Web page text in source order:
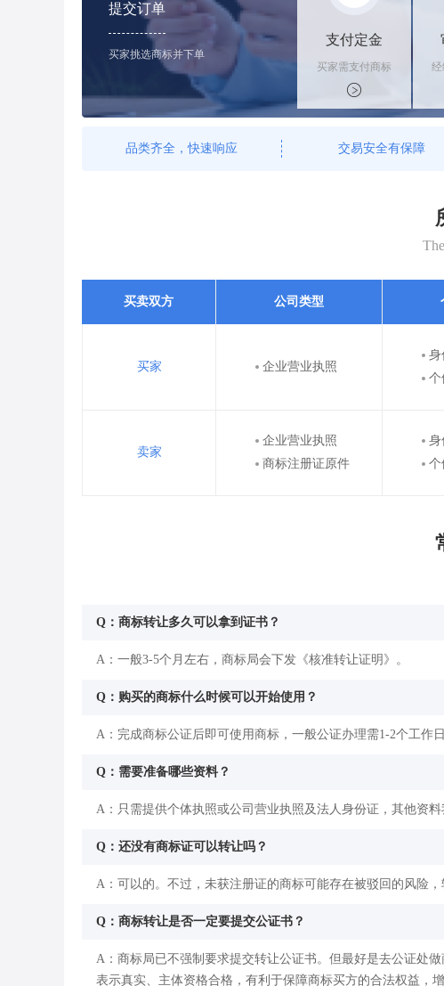
提交订单
买家挑选商标并下单
支付定金
买家需支付商标
标价的100%的
购买订金
品类齐全，快速响应 交易安全有保障
买卖双方 公司类型
买家 企业营业执照
身
个
卖家
企业营业执照
商标注册证原件
身
个
Q：商标转让多久可以拿到证书？
A：一般3-5个月左右，商标局会下发《核准转让证明》。
Q：购买的商标什么时候可以开始使用？
A：完成商标公证后即可使用商标，一般公证办理需1-2个工作日
Q：需要准备哪些资料？
A：只需提供个体执照或公司营业执照及法人身份证，其他资料
Q：还没有商标证可以转让吗？
A：可以的。不过，未获注册证的商标可能存在被驳回的风险
Q：商标转让是否一定要提交公证书？
A：商标局已不强制要求提交转让公证书。但最好是去公证处
表示真实、主体资格合格，有利于保障商标买方的合法权益，